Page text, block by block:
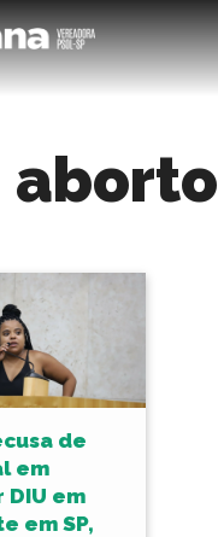
aborto
de
em
em
em SP,